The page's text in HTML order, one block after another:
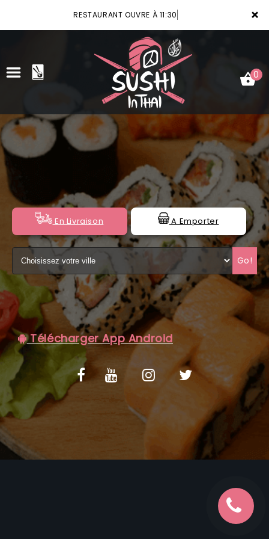
×
RESTAURANT OUVRE À 11:30
ACCUEIL
VOTRE COMPTE
NOTRE RESTAURANT
VOS AVIS
MENTIONS LÉGALES
C.G.V
0
En Livraison A Emporter
Go!
Télécharger App Android